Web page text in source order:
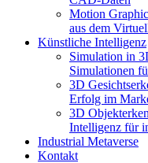
Motion
aus dem
Künstliche Intelligenz
Simulation in
Simulationen
3D
Erfolg im
3D
Intelligenz für
Industrial Metaverse
Kontakt